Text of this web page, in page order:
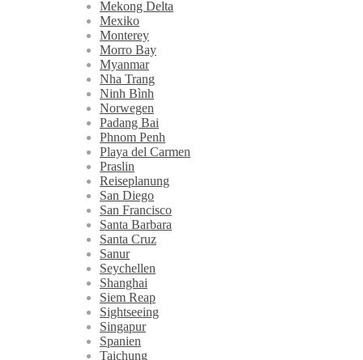
Mekong Delta
Mexiko
Monterey
Morro Bay
Myanmar
Nha Trang
Ninh Bình
Norwegen
Padang Bai
Phnom Penh
Playa del Carmen
Praslin
Reiseplanung
San Diego
San Francisco
Santa Barbara
Santa Cruz
Sanur
Seychellen
Shanghai
Siem Reap
Sightseeing
Singapur
Spanien
Taichung